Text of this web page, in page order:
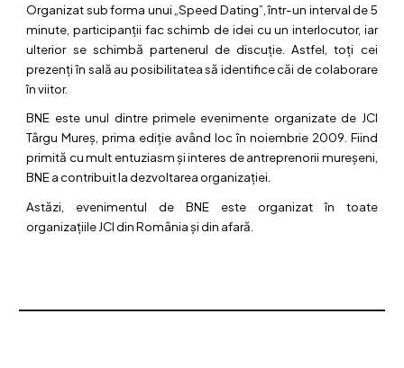
Organizat sub forma unui „Speed Dating”, într-un interval de 5
minute, participanții fac schimb de idei cu un interlocutor, iar
ulterior se schimbă partenerul de discuție. Astfel, toți cei
prezenți în sală au posibilitatea să identifice căi de colaborare
în viitor.
BNE este unul dintre primele evenimente organizate de JCI
Târgu Mureș, prima ediție având loc în noiembrie 2009. Fiind
primită cu mult entuziasm și interes de antreprenorii mureșeni,
BNE a contribuit la dezvoltarea organizației.
Astăzi, evenimentul de BNE este organizat în toate
organizațiile JCI din România și din afară.